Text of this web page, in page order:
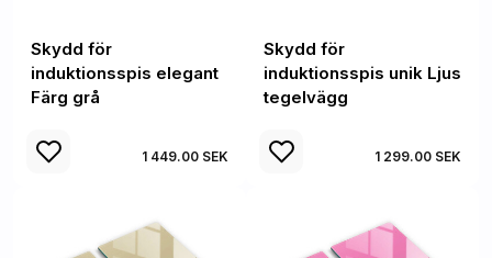
Skydd för
induktionsspis elegant
Färg grå
1 449.00 SEK
Skydd för
induktionsspis unik Ljus
tegelvägg
1 299.00 SEK